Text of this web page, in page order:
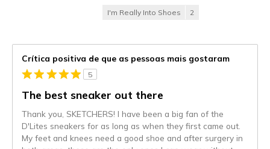
I'm Really Into Shoes 2
Crítica positiva de que as pessoas mais gostaram
5
The best sneaker out there
Thank you, SKETCHERS! I have been a big fan of the
D'Lites sneakers for as long as when they first came out.
My feet and knees need a good shoe and after surgery in